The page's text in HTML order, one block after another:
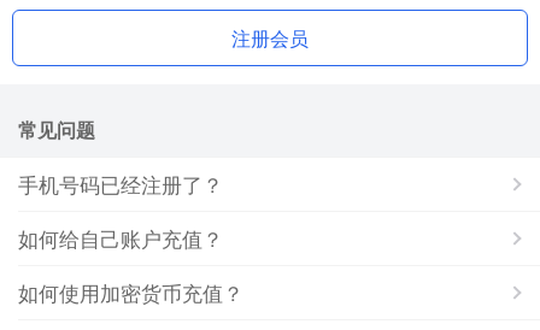
注册会员
常见问题
手机号码已经注册了？
如何给自己账户充值？
如何使用加密货币充值？